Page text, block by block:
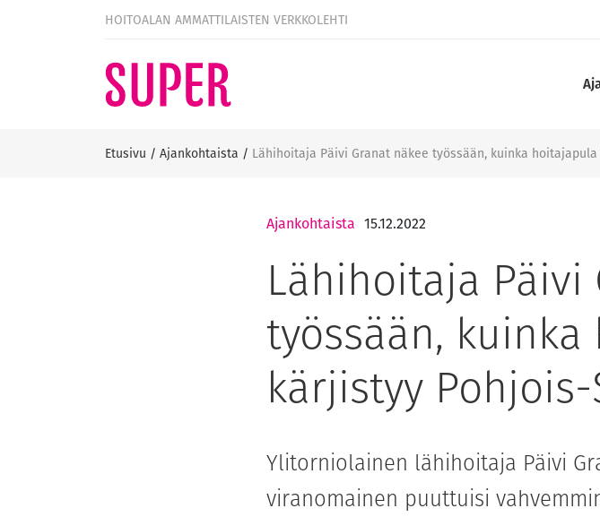
HOITOALAN AMMATTILAISTEN VERKKOLEHTI
Etusivu / Ajankohtaista / Lähihoitaja Päivi Granat näkee työssään, kuinka
Ajankohtaista 15.12.2022
Lähihoitaja Päivi
työssään,
kärjistyy
Ylitorniolainen lähihoitaja Päivi
viranomainen puuttuisi